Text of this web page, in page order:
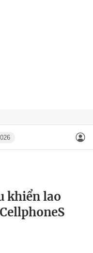
khiển lao